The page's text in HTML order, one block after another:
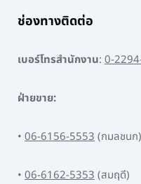
ช่องทางติดต่อ
เบอร์โทรสำนักงาน: 0-
ฝ่ายขาย:
• 06-6156-5553 (กมลชนก)
• 06-6162-5353 (สมฤดี)